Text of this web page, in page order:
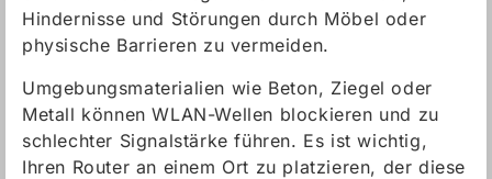
Hindernisse und Störungen durch Möbel oder
physische Barrieren zu vermeiden.
Umgebungsmaterialien wie Beton, Ziegel oder
Metall können WLAN-Wellen blockieren und zu
schlechter Signalstärke führen. Es ist wichtig,
Ihren Router an einem Ort zu platzieren, der diese